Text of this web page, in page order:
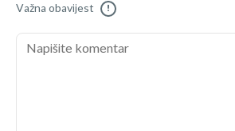
Važna obavijest !